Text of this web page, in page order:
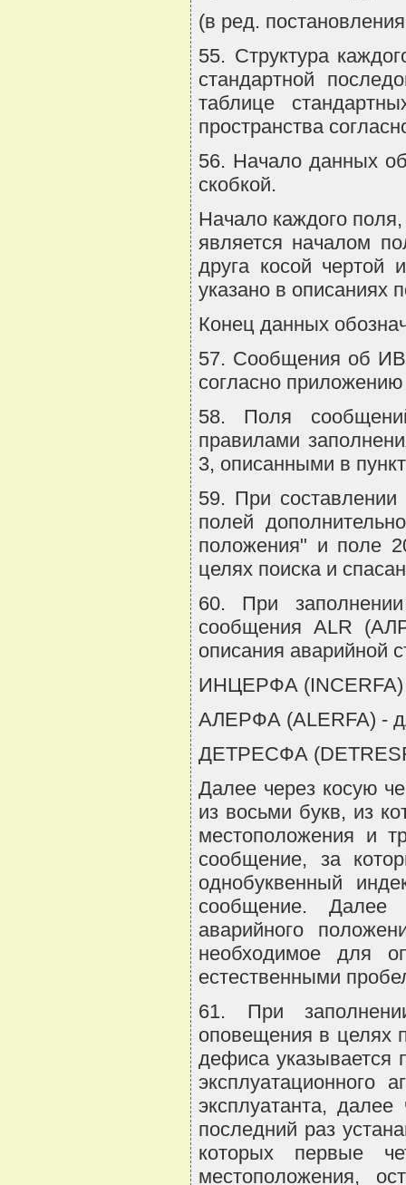
(в ред.
55. Структура
стандартной
таблице
пространства
56. Начало данных
скобкой.
Начало каждого
является началом
друга косой чертой
указано в описаниях
Конец данных
57. Сообщения об
согласно
58. Поля
правилами
3, описанными в
59. При
полей
положения" и поле
целях поиска и
60. При
сообщения ALR
описания аварийной
ИНЦЕРФА (INCERFA)
АЛЕРФА (ALERFA) -
ДЕТРЕСФА
Далее через косую
из восьми букв, из
местоположения и
сообщение, за
однобуквенный
сообщение. Далее
аварийного
необходимое для
естественными
61. При
оповещения в целях
дефиса указывается
эксплуатационного
эксплуатанта,
последний раз
которых первые
местоположения,